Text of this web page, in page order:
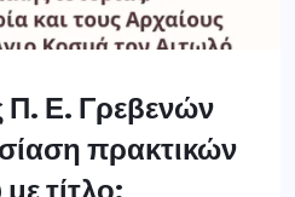
Ε. Γρεβενών
πρακτικών
τίτλο: